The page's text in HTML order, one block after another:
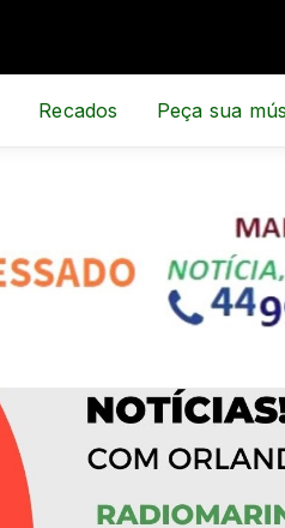
Recados Peça sua